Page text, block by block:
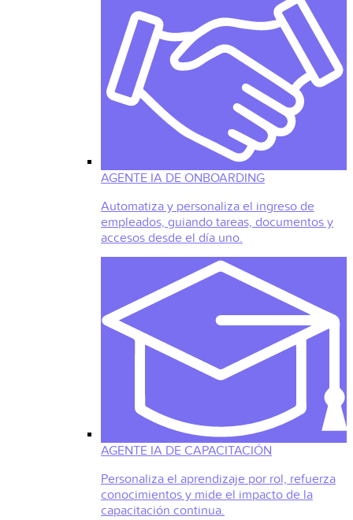
AGENTE IA DE ONBOARDING
Automatiza y personaliza el ingreso de
empleados, guiando tareas, documentos y
accesos desde el día uno.
AGENTE IA DE CAPACITACIÓN
Personaliza el aprendizaje por rol, refuerza
conocimientos y mide el impacto de la
capacitación continua.